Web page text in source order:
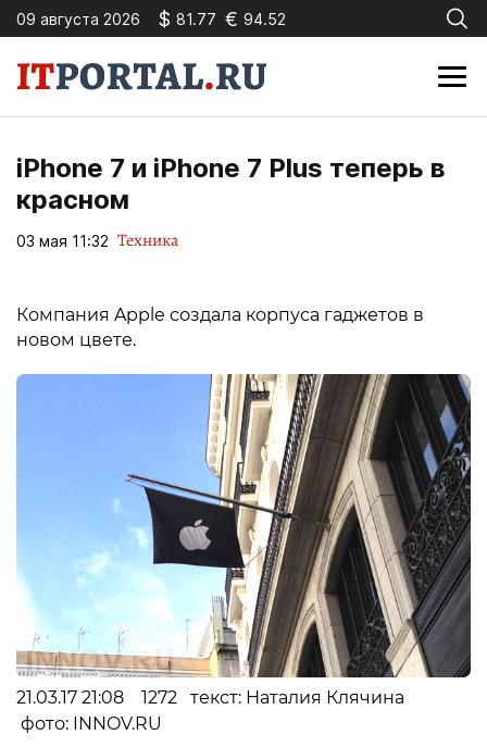
09 августа 2026 $ 81.77 € 94.52
iPhone 7 и iPhone 7 Plus теперь в
красном
03 мая 11:32 Техника
Компания Apple создала корпуса гаджетов в
новом цвете.
21.03.17 21:08 1272 текст: Наталия Клячина
фото: INNOV.RU